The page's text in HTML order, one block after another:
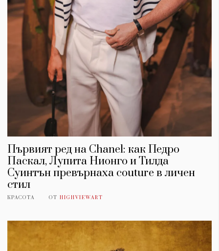
Първият ред на Chanel: как Педро
Паскал, Лупита Нионго и Тилда
Суинтън превърнаха couture в личен
стил
КРАСОТА ОТ HIGHVIEWART